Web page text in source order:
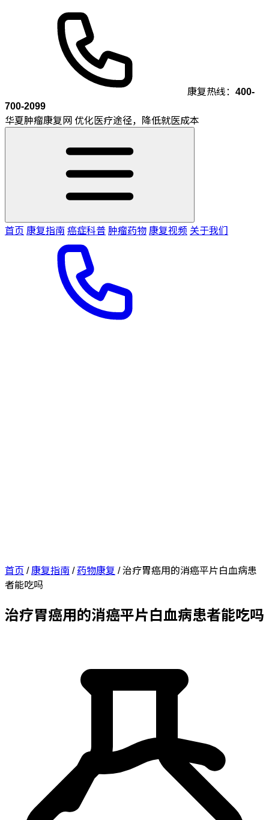
康复热线： 400-
700-2099
华夏肿瘤康复网 优化医疗途径，降低就医成本
首页 康复指南癌症科普肿瘤药物康复视频 关于我们
首页 /康复指南/ 药物康复 /治疗胃癌用的消癌平片白血病患
者能吃吗
治疗胃癌用的消癌平片白血病患者能吃吗